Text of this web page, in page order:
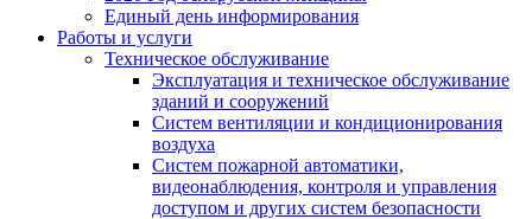
Единый день информирования
Работы и услуги
Техническое обслуживание
Эксплуатация и техническое обслуживание
зданий и сооружений
Систем вентиляции и кондиционирования
воздуха
Систем пожарной автоматики,
видеонаблюдения, контроля и управления
доступом и других систем безопасности